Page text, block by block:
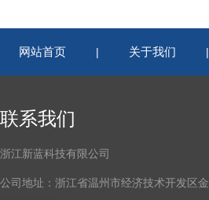
网站首页 | 关于我们
联系我们
浙江新蓝科技有限公司
公司地址：浙江省温州市经济技术开发区